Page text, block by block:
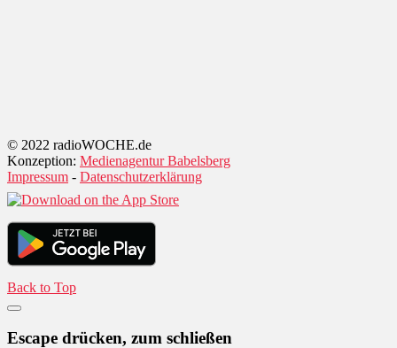
© 2022 radioWOCHE.de
Konzeption: Medienagentur Babelsberg
Impressum - Datenschutzerklärung
Back to Top
Escape drücken, zum schließen